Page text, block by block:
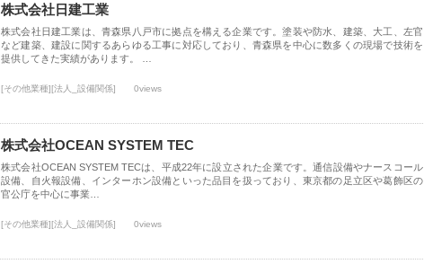
株式会社日建工業
株式会社日建工業は、青森県八戸市に拠点を構える企業です。塗装や防水、建築、大工、左官
など建築、建設に関するあらゆる工事に対応しており、青森県を中心に数多くの現場で技術を
提供してきた実績があります。 …
[その他業種][法人_設備関係] 0views
株式会社OCEAN SYSTEM TEC
株式会社OCEAN SYSTEM TECは、平成22年に設立された企業です。通信設備やナースコール
設備、自火報設備、インターホン設備といった品目を扱っており、東京都の足立区や葛飾区の
官公庁を中心に事業…
[その他業種][法人_設備関係] 0views